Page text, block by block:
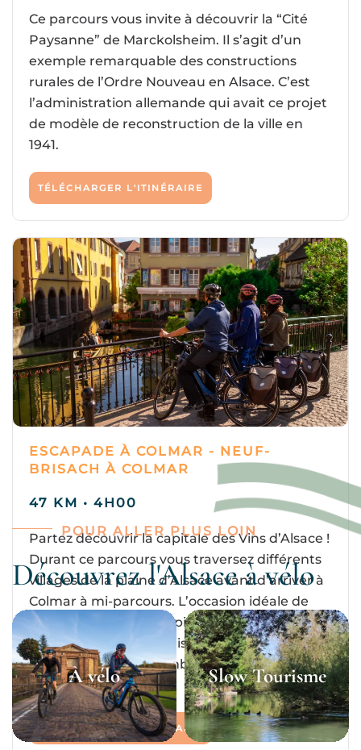
Ce parcours vous invite à découvrir la “Cité
Paysanne” de Marckolsheim. Il s’agit d’un
exemple remarquable des constructions
rurales de l’Ordre Nouveau en Alsace. C’est
l’administration allemande qui avait ce projet
de modèle de reconstruction de la ville en
1941.
TÉLÉCHARGER L'ITINÉRAIRE
ESCAPADE À COLMAR - NEUF-
BRISACH À COLMAR
47 KM • 4H00
Partez découvrir la capitale des Vins d’Alsace !
Durant ce parcours vous traversez différents
villages de la plaine d’Alsace avant d’arriver à
Colmar à mi-parcours. L’occasion idéale de
flâner dans les ruelles pittoresques de la vieille
ville et de la Petite Venise. Sur le chemin du
retour, profitez de l’ombre des arbres qui
longent les canaux.
TÉLÉCHARGER L'ITINÉRAIRE
POUR ALLER PLUS LOIN
Découvrez l'Alsace à vélo
À vélo Slow Tourisme